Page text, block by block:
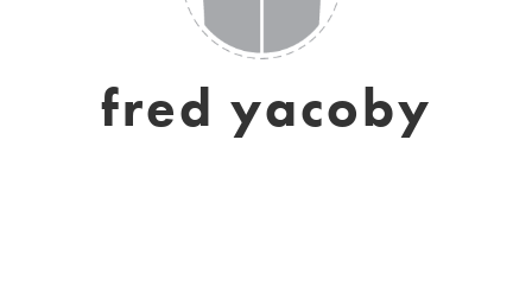
fred yacoby